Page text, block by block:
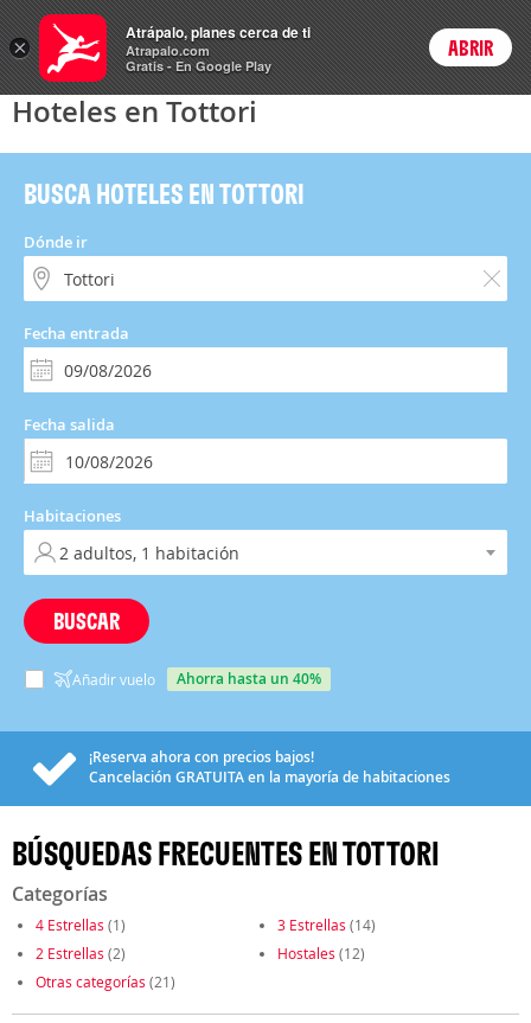
Hoteles Login
Hoteles en Tottori
BUSCA HOTELES EN TOTTORI
Dónde ir
Fecha entrada
Fecha salida
Habitaciones
BUSCAR
Añadir vuelo ahorra hasta un 40%
¡Reserva ahora con precios bajos!
Cancelación GRATUITAen la mayoría de habitaciones
BÚSQUEDAS FRECUENTES EN TOTTORI
Categorías
4 Estrellas (1) 3 Estrellas (14)
2 Estrellas (2) Hostales (12)
Otras categorías (21)
×
Atrápalo, planes cerca de ti
Atrapalo.com
Gratis - En Google Play
ABRIR